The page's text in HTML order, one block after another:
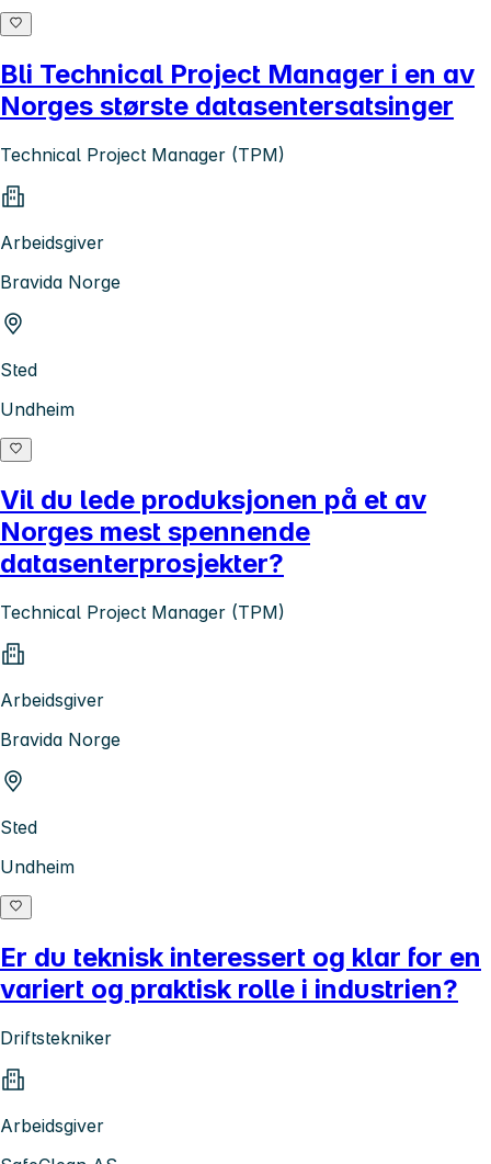
Bli Technical Project Manager i en av
Norges største datasentersatsinger
Technical Project Manager (TPM)
Arbeidsgiver
Bravida Norge
Sted
Undheim
Vil du lede produksjonen på et av
Norges mest spennende
datasenterprosjekter?
Technical Project Manager (TPM)
Arbeidsgiver
Bravida Norge
Sted
Undheim
Er du teknisk interessert og klar for en
variert og praktisk rolle i industrien?
Driftstekniker
Arbeidsgiver